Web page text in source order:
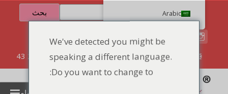
بحث
86 134 170 266 43
Arabic
We've detected you might be
speaking a different language.
Do you want to change to: